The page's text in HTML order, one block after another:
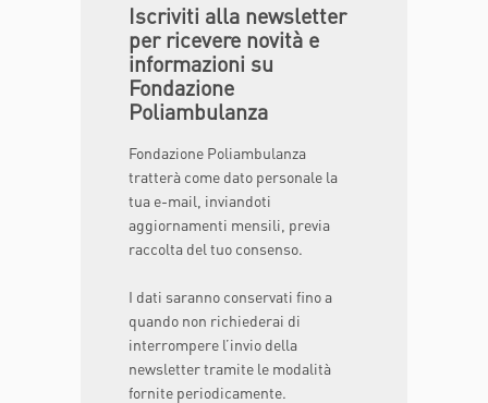
Iscriviti alla newsletter
per ricevere novità e
informazioni su
Fondazione
Poliambulanza
Fondazione Poliambulanza
tratterà come dato personale la
tua e-mail, inviandoti
aggiornamenti mensili, previa
raccolta del tuo consenso.
I dati saranno conservati fino a
quando non richiederai di
interrompere l’invio della
newsletter tramite le modalità
fornite periodicamente.